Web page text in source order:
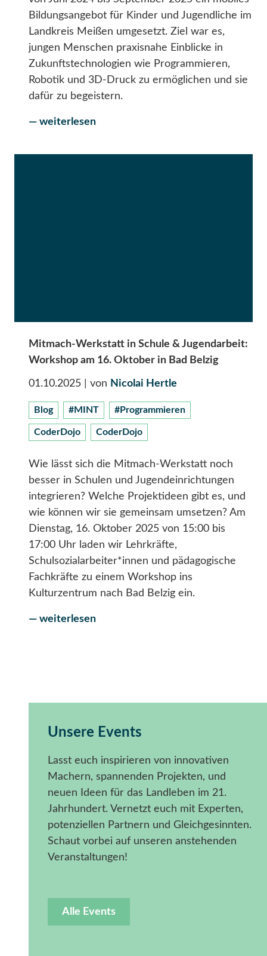
Bildungsangebot für Kinder und Jugendliche im
Landkreis Meißen umgesetzt. Ziel war es,
jungen Menschen praxisnahe Einblicke in
Zukunftstechnologien wie Programmieren,
Robotik und 3D-Druck zu ermöglichen und sie
dafür zu begeistern.
— weiterlesen
Mitmach-Werkstatt in Schule & Jugendarbeit:
Workshop am 16. Oktober in Bad Belzig
01.10.2025 | von Nicolai Hertle
Blog #MINT #Programmieren
CoderDojo CoderDojo
Wie lässt sich die Mitmach-Werkstatt noch
besser in Schulen und Jugendeinrichtungen
integrieren? Welche Projektideen gibt es, und
wie können wir sie gemeinsam umsetzen? Am
Dienstag, 16. Oktober 2025 von 15:00 bis
17:00 Uhr laden wir Lehrkräfte,
Schulsozialarbeiter*innen und pädagogische
Fachkräfte zu einem Workshop ins
Kulturzentrum nach Bad Belzig ein.
— weiterlesen
Unsere Events
Lasst euch inspirieren von innovativen
Machern, spannenden Projekten, und
neuen Ideen für das Landleben im 21.
Jahrhundert. Vernetzt euch mit Experten,
potenziellen Partnern und Gleichgesinnten.
Schaut vorbei auf unseren anstehenden
Veranstaltungen!
Alle Events